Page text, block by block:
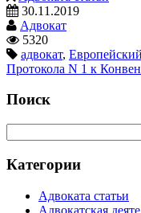
30.11.2019
Адвокат
5320
адвокат,
Протокола N 1 к
Поиск
Категории
Адвоката статьи
Адвокатская